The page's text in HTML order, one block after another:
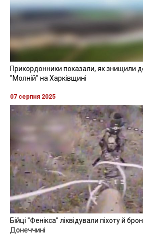
Прикордонники показали, як знищили
"Молній" на Харківщині
07 серпня 2025
Бійці "Фенікса" ліквідували піхоту й
Донеччині